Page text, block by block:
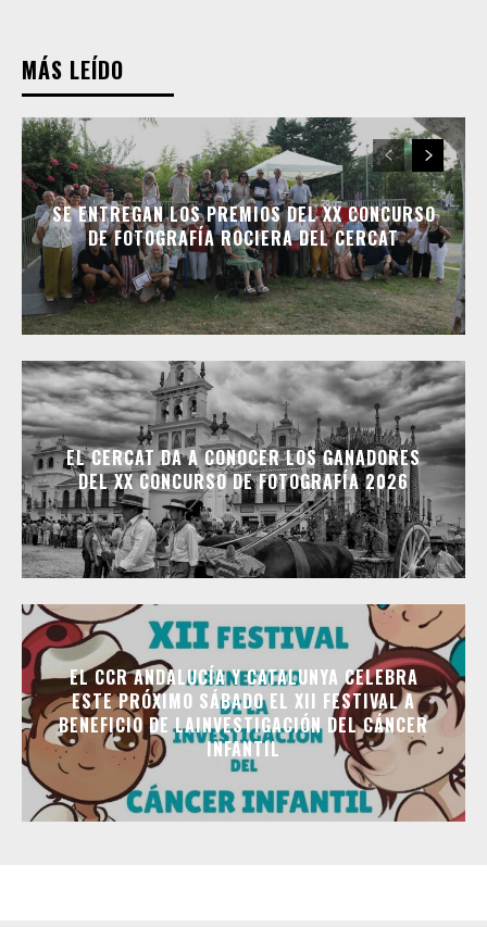
MÁS LEÍDO
SE ENTREGAN LOS PREMIOS DEL XX CONCURSO
DE FOTOGRAFÍA ROCIERA DEL CERCAT
EL CERCAT DA A CONOCER LOS GANADORES
DEL XX CONCURSO DE FOTOGRAFÍA 2026
EL CCR ANDALUCÍA Y CATALUNYA CELEBRA
ESTE PRÓXIMO SÁBADO EL XII FESTIVAL A
BENEFICIO DE LAINVESTIGACIÓN DEL CÁNCER
INFANTIL